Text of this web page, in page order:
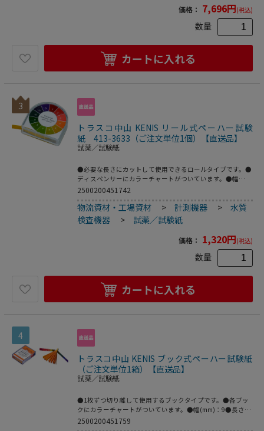
価格： 7,696円(税込)
数量
カートに入れる
3
トラスコ中山 KENIS リール式ペーハー試験
紙 413-3633（ご注文単位1個）【直送品】
試薬／試験紙
●必要な長さにカットして使用できるロールタイプです。●
ディスペンサーにカラーチャートがついています。●幅
(mm)：7●長さ(m)：5●測定範囲：pH1～14(全域)●タイ
2500200451742
物流資材・工場資材 >計測機器 >水質
検査機器
> 試薬／試験紙
価格： 1,320円(税込)
数量
カートに入れる
4
トラスコ中山 KENIS ブック式ペーハー試験紙
（ご注文単位1箱）【直送品】
試薬／試験紙
●1枚ずつ切り離して使用するブックタイプです。●各ブッ
クにカラーチャートがついています。●幅(mm)：9●長さ
(mm)：60●測定範囲：pH1～14(全域)●測定間隔：
2500200451759